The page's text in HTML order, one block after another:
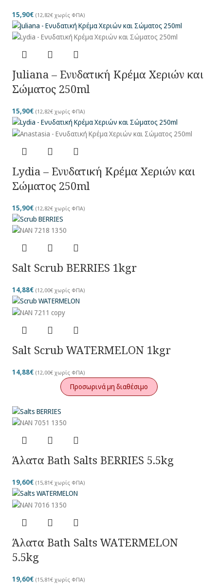
15,90€ (12,82€ χωρίς ΦΠΑ)
Juliana – Ενυδατική Κρέμα Χεριών και
Σώματος 250ml
15,90€ (12,82€ χωρίς ΦΠΑ)
Lydia – Ενυδατική Κρέμα Χεριών και
Σώματος 250ml
15,90€ (12,82€ χωρίς ΦΠΑ)
Salt Scrub BERRIES 1kgr
14,88€ (12,00€ χωρίς ΦΠΑ)
Salt Scrub WATERMELON 1kgr
14,88€ (12,00€ χωρίς ΦΠΑ)
Προσωρινά μη διαθέσιμο
Άλατα Bath Salts BERRIES 5.5kg
19,60€ (15,81€ χωρίς ΦΠΑ)
Άλατα Bath Salts WATERMELON
5.5kg
19,60€ (15,81€ χωρίς ΦΠΑ)